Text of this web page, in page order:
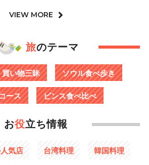
VIEW MORE
旅のテーマ
買い物三昧 ソウル食べ歩き
ース ピンス食べ比べ
お役立ち情報
気店 台湾料理 韓国料理